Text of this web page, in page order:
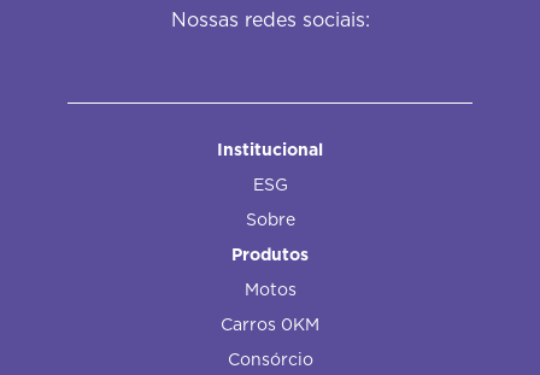
Nossas redes sociais:
Institucional
ESG
Sobre
Produtos
Motos
Carros 0KM
Consórcio